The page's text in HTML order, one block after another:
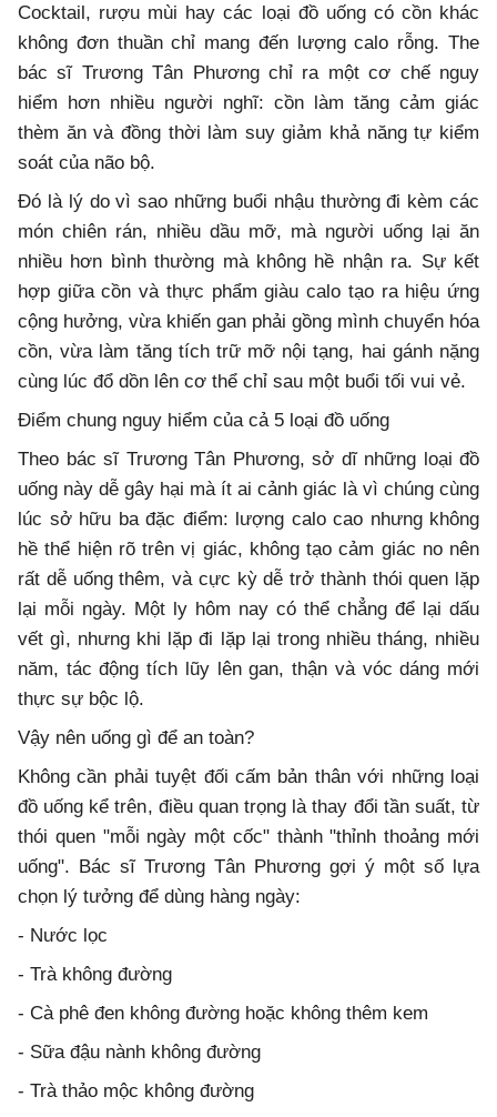
Cocktail, rượu mùi hay các loại đồ uống có cồn khác
không đơn thuần chỉ mang đến lượng calo rỗng. The
bác sĩ Trương Tân Phương chỉ ra một cơ chế nguy
hiểm hơn nhiều người nghĩ: cồn làm tăng cảm giác
thèm ăn và đồng thời làm suy giảm khả năng tự kiểm
soát của não bộ.
Đó là lý do vì sao những buổi nhậu thường đi kèm các
món chiên rán, nhiều dầu mỡ, mà người uống lại ăn
nhiều hơn bình thường mà không hề nhận ra. Sự kết
hợp giữa cồn và thực phẩm giàu calo tạo ra hiệu ứng
cộng hưởng, vừa khiến gan phải gồng mình chuyển hóa
cồn, vừa làm tăng tích trữ mỡ nội tạng, hai gánh nặng
cùng lúc đổ dồn lên cơ thể chỉ sau một buổi tối vui vẻ.
Điểm chung nguy hiểm của cả 5 loại đồ uống
Theo bác sĩ Trương Tân Phương, sở dĩ những loại đồ
uống này dễ gây hại mà ít ai cảnh giác là vì chúng cùng
lúc sở hữu ba đặc điểm: lượng calo cao nhưng không
hề thể hiện rõ trên vị giác, không tạo cảm giác no nên
rất dễ uống thêm, và cực kỳ dễ trở thành thói quen lặp
lại mỗi ngày. Một ly hôm nay có thể chẳng để lại dấu
vết gì, nhưng khi lặp đi lặp lại trong nhiều tháng, nhiều
năm, tác động tích lũy lên gan, thận và vóc dáng mới
thực sự bộc lộ.
Vậy nên uống gì để an toàn?
Không cần phải tuyệt đối cấm bản thân với những loại
đồ uống kể trên, điều quan trọng là thay đổi tần suất, từ
thói quen "mỗi ngày một cốc" thành "thỉnh thoảng mới
uống". Bác sĩ Trương Tân Phương gợi ý một số lựa
chọn lý tưởng để dùng hàng ngày:
- Nước lọc
- Trà không đường
- Cà phê đen không đường hoặc không thêm kem
- Sữa đậu nành không đường
- Trà thảo mộc không đường